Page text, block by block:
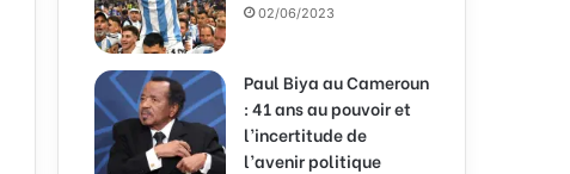
02/06/2023
Paul Biya au Cameroun
: 41 ans au pouvoir et
l’incertitude de
l’avenir politique